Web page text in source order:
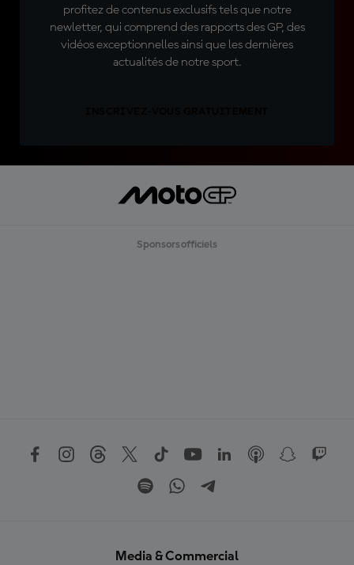
profitez de contenus exclusifs tels que notre
newletter, qui comprend des rapports des GP, des
vidéos exceptionnelles ainsi que les dernières
actualités de notre sport.
Sponsors officiels
Media & Commercial